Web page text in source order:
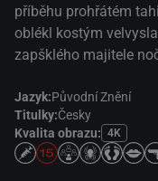
příběhu prohřátém
oblékl kostým
zapšklého majitele
Jazyk:Původní Znění
Titulky:Česky
Kvalita obrazu: 4K